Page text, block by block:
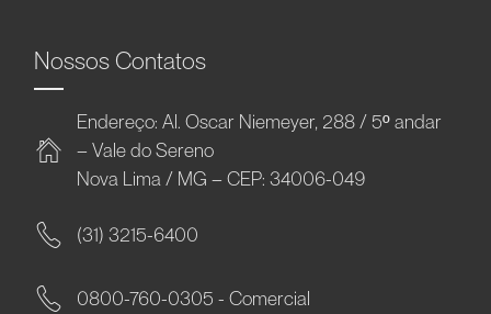
Nossos Contatos
Endereço: Al. Oscar Niemeyer, 288 / 5º andar
– Vale do Sereno
Nova Lima / MG – CEP: 34006-049
(31) 3215-6400
0800-760-0305 - Comercial